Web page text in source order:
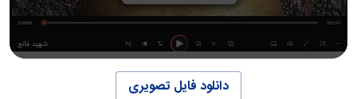
دانلود فایل تصویری